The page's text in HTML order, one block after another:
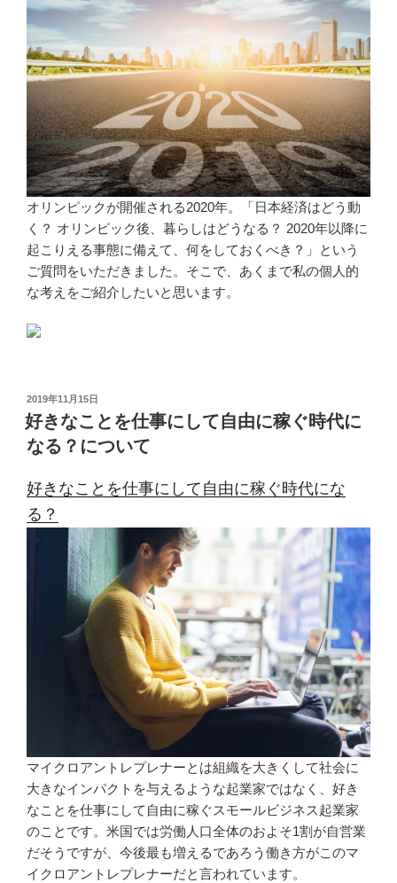
オリンピックが開催される2020年。「日本経済はどう動
く？ オリンピック後、暮らしはどうなる？ 2020年以降に
起こりえる事態に備えて、何をしておくべき？」という
ご質問をいただきました。そこで、あくまで私の個人的
な考えをご紹介したいと思います。
投
稿
日:
2019年11月15日
好きなことを仕事にして自由に稼ぐ時代に
なる？について
好きなことを仕事にして自由に稼ぐ時代にな
る？
マイクロアントレプレナーとは組織を大きくして社会に
大きなインパクトを与えるような起業家ではなく、好き
なことを仕事にして自由に稼ぐスモールビジネス起業家
のことです。米国では労働人口全体のおよそ1割が自営業
だそうですが、今後最も増えるであろう働き方がこのマ
イクロアントレプレナーだと言われています。